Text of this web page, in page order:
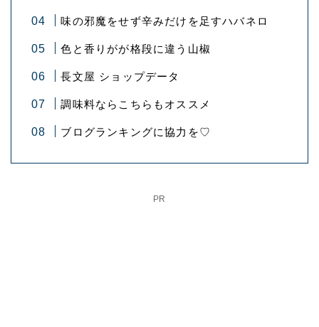
味の邪魔をせず辛みだけを足すハバネロ
色と香りがが格段に違う山椒
長文屋 ショップデータ
調味料ならこちらもオススメ
ブログランキングに協力を♡
PR